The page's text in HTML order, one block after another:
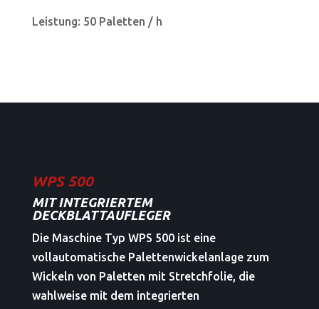
Leistung: 50 Paletten / h
WPS 500
MIT INTEGRIERTEM
DECKBLATTAUFLEGER
Die Maschine Typ WPS 500 ist eine
vollautomatische Palettenwickelanlage zum
Wickeln von Paletten mit Stretchfolie, die
wahlweise mit dem integrierten